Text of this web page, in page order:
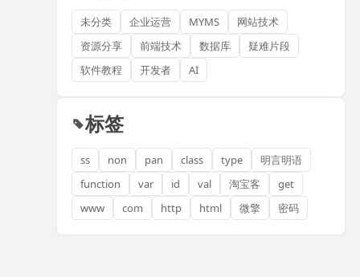
未分类 企业运营 MYMS
网站技术
资源分享
前端技术 数据库
疑难片段
软件教程
开发者 AI
标签
ss non pan class type
明言明语
function
var id val 淘宝客
get
www
com http html 微擎 密码